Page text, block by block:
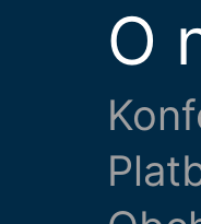
O